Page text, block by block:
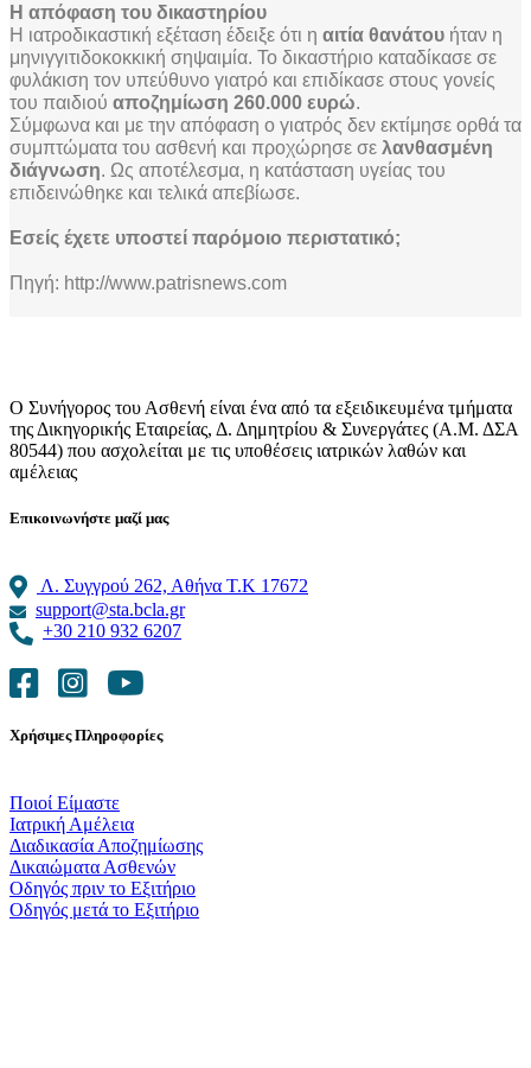
Η απόφαση του δικαστηρίου
Η ιατροδικαστική εξέταση έδειξε ότι η αιτία θανάτου ήταν η
μηνιγγιτιδοκοκκική σηψαιμία. Το δικαστήριο καταδίκασε σε
φυλάκιση τον υπεύθυνο γιατρό και επιδίκασε στους γονείς
του παιδιού αποζημίωση 260.000 ευρώ.
Σύμφωνα και με την απόφαση ο γιατρός δεν εκτίμησε ορθά τα
συμπτώματα του ασθενή και προχώρησε σε λανθασμένη
διάγνωση. Ως αποτέλεσμα, η κατάσταση υγείας του
επιδεινώθηκε και τελικά απεβίωσε.
Εσείς έχετε υποστεί παρόμοιο περιστατικό;
Πηγή: http://www.patrisnews.com
Ο Συνήγορος του Ασθενή είναι ένα από τα εξειδικευμένα τμήματα
της Δικηγορικής Εταιρείας, Δ. Δημητρίου & Συνεργάτες (Α.Μ. ΔΣΑ
80544) που ασχολείται με τις υποθέσεις ιατρικών λαθών και
αμέλειας
Επικοινωνήστε μαζί μας
Λ. Συγγρού 262, Αθήνα Τ.Κ 17672
support@sta.bcla.gr
+30 210 932 6207
Χρήσιμες Πληροφορίες
Ποιοί Είμαστε
Ιατρική Αμέλεια
Διαδικασία Αποζημίωσης
Δικαιώματα Ασθενών
Οδηγός πριν το Εξιτήριο
Οδηγός μετά το Εξιτήριο